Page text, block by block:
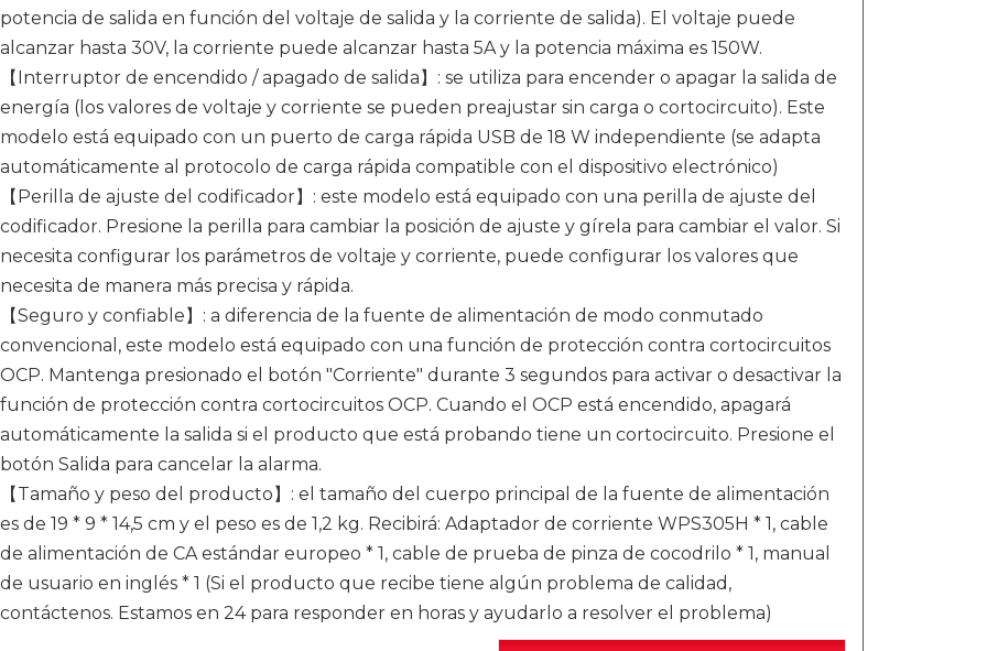
potencia de salida en función del voltaje de salida y la corriente de salida). El voltaje puede
alcanzar hasta 30V, la corriente puede alcanzar hasta 5A y la potencia máxima es 150W.
【Interruptor de encendido / apagado de salida】: se utiliza para encender o apagar la salida de
energía (los valores de voltaje y corriente se pueden preajustar sin carga o cortocircuito). Este
modelo está equipado con un puerto de carga rápida USB de 18 W independiente (se adapta
automáticamente al protocolo de carga rápida compatible con el dispositivo electrónico)
【Perilla de ajuste del codificador】: este modelo está equipado con una perilla de ajuste del
codificador. Presione la perilla para cambiar la posición de ajuste y gírela para cambiar el valor. Si
necesita configurar los parámetros de voltaje y corriente, puede configurar los valores que
necesita de manera más precisa y rápida.
【Seguro y confiable】: a diferencia de la fuente de alimentación de modo conmutado
convencional, este modelo está equipado con una función de protección contra cortocircuitos
OCP. Mantenga presionado el botón "Corriente" durante 3 segundos para activar o desactivar la
función de protección contra cortocircuitos OCP. Cuando el OCP está encendido, apagará
automáticamente la salida si el producto que está probando tiene un cortocircuito. Presione el
botón Salida para cancelar la alarma.
【Tamaño y peso del producto】: el tamaño del cuerpo principal de la fuente de alimentación
es de 19 * 9 * 14,5 cm y el peso es de 1,2 kg. Recibirá: Adaptador de corriente WPS305H * 1, cable
de alimentación de CA estándar europeo * 1, cable de prueba de pinza de cocodrilo * 1, manual
de usuario en inglés * 1 (Si el producto que recibe tiene algún problema de calidad,
contáctenos. Estamos en 24 para responder en horas y ayudarlo a resolver el problema)